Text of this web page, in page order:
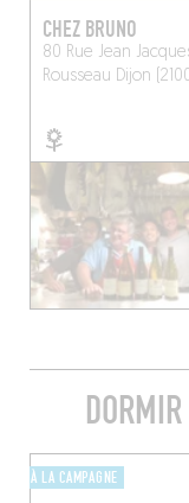
CHEZ BRUNO
80 Rue Jean
Rousseau Dijon
À LA CAMPAGNE